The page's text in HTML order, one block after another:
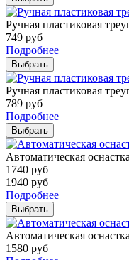
Ручная пластиковая
749 руб
Подробнее
Выбрать
Ручная пластиковая
789 руб
Подробнее
Выбрать
Автоматическая
1740 руб
1940 руб
Подробнее
Выбрать
Автоматическая
1580 руб